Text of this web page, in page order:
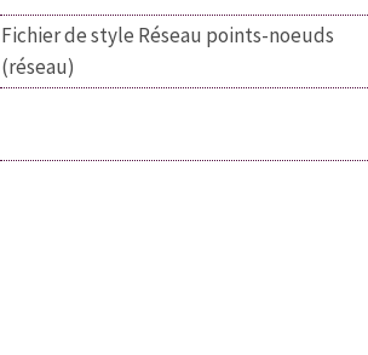
Fichier de style Réseau points-noeuds
(réseau)